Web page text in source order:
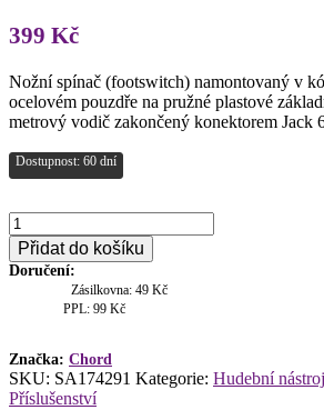
399 Kč
Nožní spínač (footswitch) namontovaný v
ocelovém pouzdře na pružné plastové
metrový vodič zakončený konektorem Jack
Dostupnost: 60 dní
Chord
FS1L
nožní
spínač
množství
Přidat do košíku
Doručení:
Zásilkovna: 49 Kč
PPL: 99 Kč
Značka: Chord
SKU: SA174291 Kategorie: Hudební
Příslušenství